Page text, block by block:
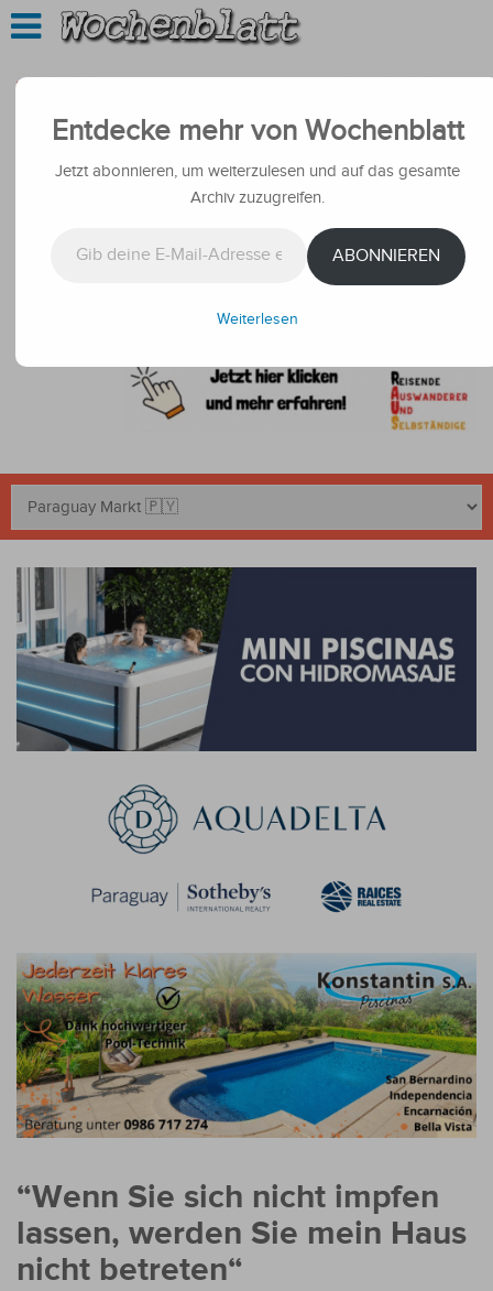
“Wenn Sie sich nicht impfen
lassen, werden Sie mein Haus
nicht betreten“
Entdecke mehr von Wochenblatt
Jetzt abonnieren, um weiterzulesen und auf das gesamte
Archiv zuzugreifen.
ABONNIEREN
Weiterlesen